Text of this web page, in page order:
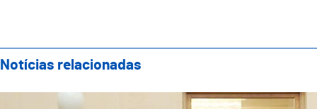
Notícias relacionadas
Plano Estratégico da CVE 2026 aprovado em